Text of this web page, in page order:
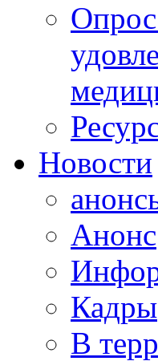
Опрос
Новости
Анонс
Кадры
В